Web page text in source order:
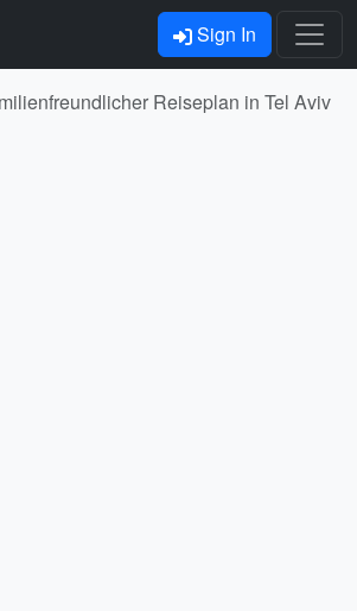
Sign In
Reiseplan in Tel Aviv